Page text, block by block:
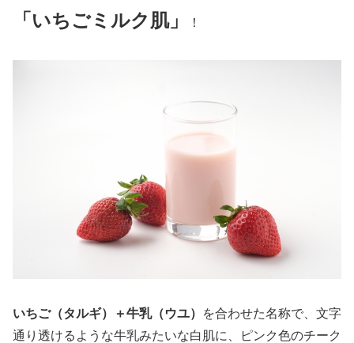
「いちごミルク肌」 ！
いちご（タルギ）＋牛乳（ウユ）
を合わせた名称で、文字
通り透けるような牛乳みたいな白肌に、ピンク色のチーク